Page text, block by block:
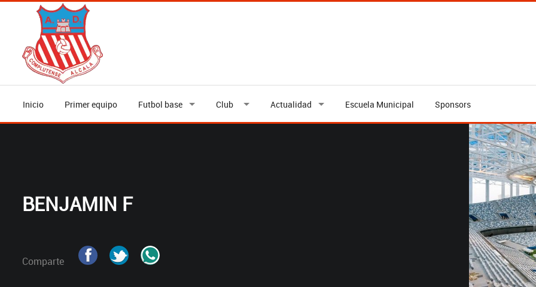
Inicio Primer equipo Futbol base Club Actualidad Escuela Municipal Sponsors
BENJAMIN F
Comparte